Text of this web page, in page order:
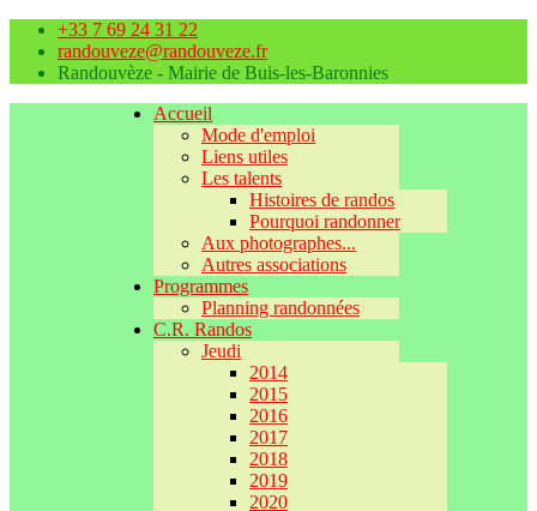
+33 7 69 24 31 22
randouveze@randouveze.fr
Randouvèze - Mairie de Buis-les-Baronnies
Accueil
Mode d'emploi
Liens utiles
Les talents
Histoires de randos
Pourquoi randonner
Aux photographes...
Autres associations
Programmes
Planning randonnées
C.R. Randos
Jeudi
2014
2015
2016
2017
2018
2019
2020